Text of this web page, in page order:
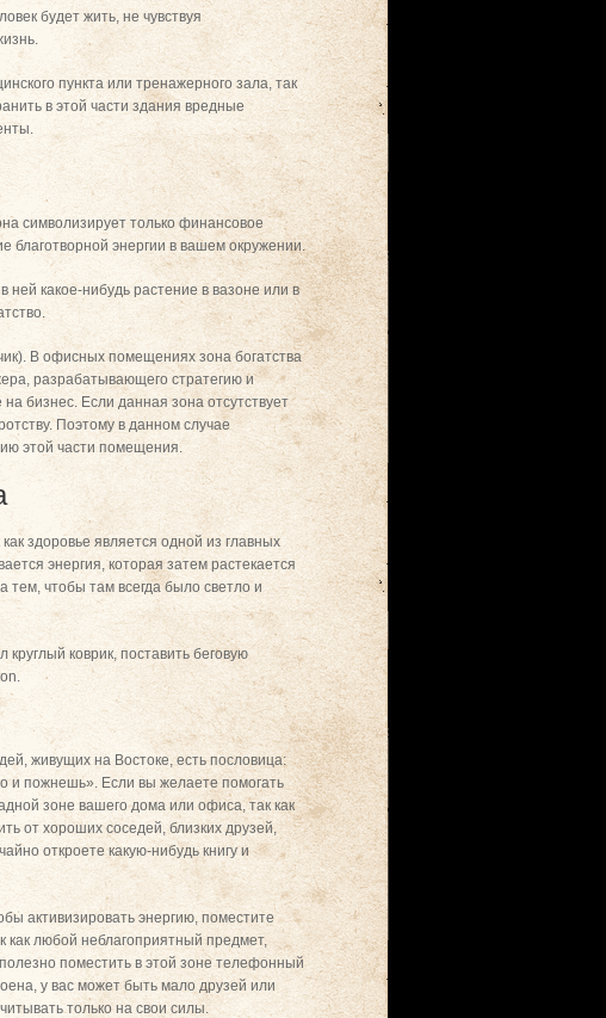
будет жить, не чувствуя
пункта или тренажерного зала, так
в этой части здания вредные
символизирует только финансовое
благотворной энергии в вашем окружении.
какое-нибудь растение в вазоне или в
В офисных помещениях зона богатства
разрабатывающего стратегию и
бизнес. Если данная зона отсутствует
Поэтому в данном случае
этой части помещения.
здоровье является одной из главных
энергия, которая затем растекается
тем, чтобы там всегда было светло и
коврик, поставить беговую
живущих на Востоке, есть пословица:
и пожнешь». Если вы желаете помогать
зоне вашего дома или офиса, так как
от хороших соседей, близких друзей,
откроете какую-нибудь книгу и
активизировать энергию, поместите
как любой неблагоприятный предмет,
поместить в этой зоне телефонный
у вас может быть мало друзей или
только на свои силы.